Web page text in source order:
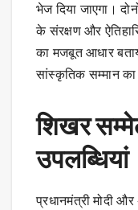
भेज दिया जाएगा।
के संरक्षण और
का मजबूत आधार
सांस्कृतिक सम्मान का
शिखर
उपलब्धियां
प्रधानमंत्री मोदी